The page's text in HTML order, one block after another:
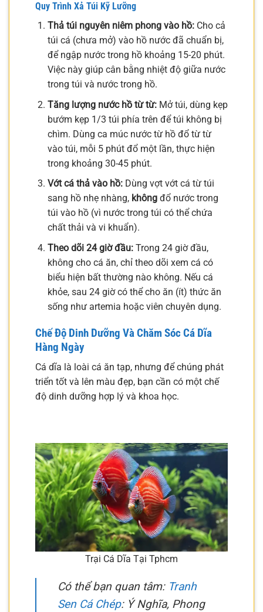
Quy Trình Xả Túi Kỹ Lưỡng
Thả túi nguyên niêm phong vào hồ:Cho cả
túi cá (chưa mở) vào hồ nước đã chuẩn bị,
để ngập nước trong hồ khoảng 15-20 phút.
Việc này giúp cân bằng nhiệt độ giữa nước
trong túi và nước trong hồ.
Tăng lượng nước hồ từ từ:Mở túi, dùng kẹp
bướm kẹp 1/3 túi phía trên để túi không bị
chìm. Dùng ca múc nước từ hồ đổ từ từ
vào túi, mỗi 5 phút đổ một lần, thực hiện
trong khoảng 30-45 phút.
Vớt cá thả vào hồ:Dùng vợt vớt cá từ túi
sang hồ nhẹ nhàng, khôngđổ nước trong
túi vào hồ (vì nước trong túi có thể chứa
chất thải và vi khuẩn).
Theo dõi 24 giờ đầu:Trong 24 giờ đầu,
không cho cá ăn, chỉ theo dõi xem cá có
biểu hiện bất thường nào không. Nếu cá
khỏe, sau 24 giờ có thể cho ăn (ít) thức ăn
sống như artemia hoặc viên chuyên dụng.
Chế Độ Dinh Dưỡng Và Chăm Sóc Cá Dĩa
Hàng Ngày
Cá dĩa là loài cá ăn tạp, nhưng để chúng phát
triển tốt và lên màu đẹp, bạn cần có một chế
độ dinh dưỡng hợp lý và khoa học.
Trại Cá Dĩa Tại Tphcm
Có thể bạn quan tâm: Tranh
Sen Cá Chép: Ý Nghĩa, Phong